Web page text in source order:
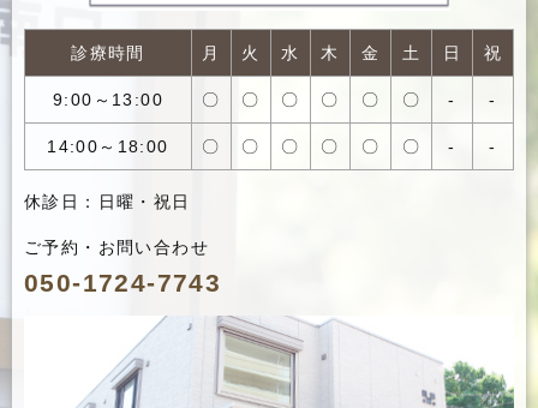
診療時間 月 火 水 木 金 土 日 祝
9:00～13:00 〇 〇 〇 〇 〇 〇 - -
14:00～18:00 〇 〇 〇 〇 〇 〇 - -
休診日：日曜・祝日
ご予約・お問い合わせ
050-1724-7743